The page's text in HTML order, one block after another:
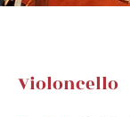
Violoncello